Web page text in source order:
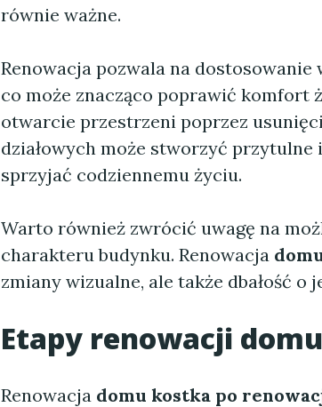
równie ważne.
Renowacja pozwala na
co może znacząco poprawić komfort
otwarcie przestrzeni poprzez
działowych może stworzyć
sprzyjać codziennemu życiu.
Warto również zwrócić uwagę na
charakteru budynku. Renowacja
zmiany wizualne, ale także dbałość
Etapy renowacji
Renowacja domu kostka po